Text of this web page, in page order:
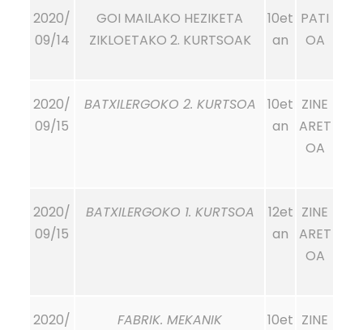
2020/
09/14
GOI MAILAKO HEZIKETA
ZIKLOETAKO 2. KURTSOAK
10et
an
PATI
OA
2020/
09/15
BATXILERGOKO 2. KURTSOA
10et
an
ZINE
ARET
OA
2020/
09/15
BATXILERGOKO 1. KURTSOA
12et
an
ZINE
ARET
OA
2020/
FABRIK. MEKANIK
10et ZINE